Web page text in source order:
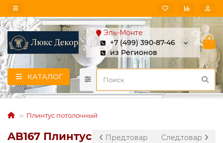
Эль-Монте
+7 (499) 390-87-46
из Регионов
КАТАЛОГ
Плинтус потолочный
Пред.товар След.товар
AB167 Плинтус